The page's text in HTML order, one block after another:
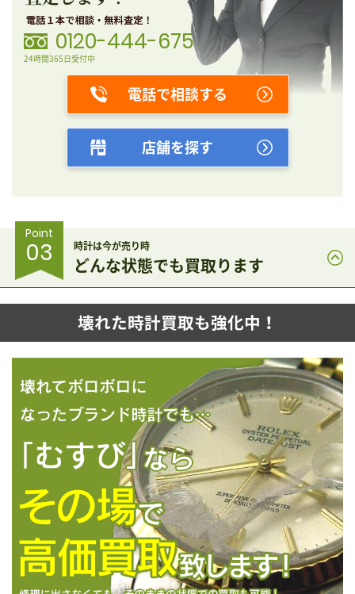
0120-444-675
24時間365日受付中
電話で相談する
店舗を探す
Point
03 時計は今が売り時
どんな状態でも買取ります
壊れた時計買取も強化中！